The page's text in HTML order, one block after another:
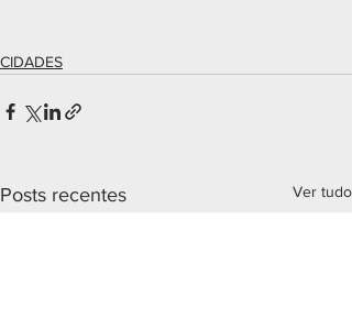
CIDADES
Posts recentes Ver tudo